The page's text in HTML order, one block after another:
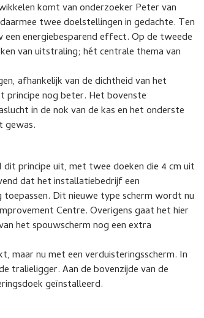
komt van onderzoeker Peter van
twee doelstellingen in gedachte. Ten
energiebesparend effect. Op de tweede
van uitstraling; hét centrale thema van
afhankelijk van de dichtheid van het
principe nog beter. Het bovenste
in de nok van de kas en het onderste
gewas.
principe uit, met twee doeken die 4 cm uit
dat het installatiebedrijf een
Dit nieuwe type scherm wordt nu
Centre. Overigens gaat het hier
het spouwscherm nog een extra
maar nu met een verduisteringsscherm. In
tralieligger. Aan de bovenzijde van de
geïnstalleerd.